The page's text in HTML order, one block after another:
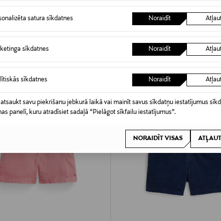
satura sīkdatnes Noraidīt
sīkdatnes Noraidīt
sīkdatnes Noraidīt
atsaukt savu piekrišanu jebkurā laikā vai mainīt savus sīkdatņu iestatījumus
panelī, kuru atradīsiet sadaļā “Pielāgot sīkfailu iestatījumus”.
NORAIDĪT VISAS
Prepster šorti
Original Price